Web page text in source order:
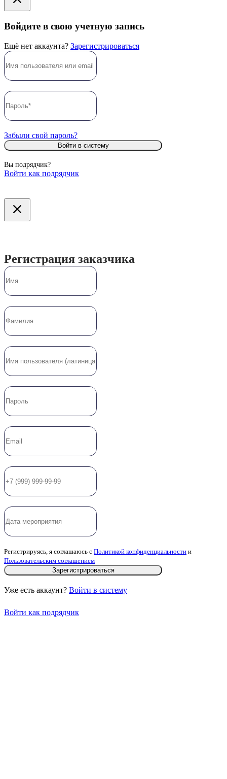
Войдите в свою учетную запись
Ещё нет аккаунта? Зарегистрироваться
Забыли свой пароль?
Войти в систему
Вы подрядчик?
Войти как подрядчик
Регистрация заказчика
Регистрируясь, я соглашаюсь с Политикой конфиденциальности и
Пользовательским соглашением
Зарегистрироваться
Уже есть аккаунт? Войти в систему
Войти как подрядчик